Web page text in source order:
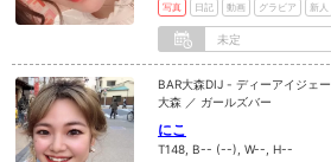
写真 日記 動画 グラビア 新人
未定
BAR大森DIJ - ディーアイジェー
大森 ／ ガールズバー
にこ
T148, B-- (--), W--, H--